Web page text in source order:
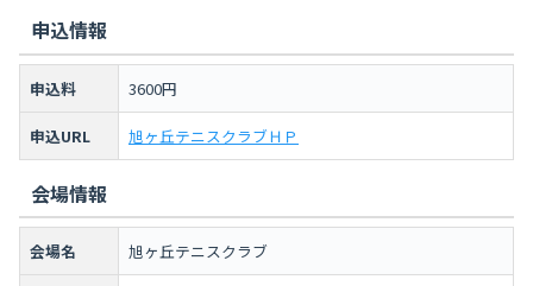
申込情報
申込料 3600円
申込URL 旭ヶ丘テニスクラブＨＰ
会場情報
会場名 旭ヶ丘テニスクラブ